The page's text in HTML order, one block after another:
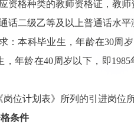
资格种类的教师资格证，教
话二级乙等及以上普通话水
：本科毕业生，年龄在30周
，年龄在40周岁以下，即1985
岗位计划表》所列的引进岗位
格条件